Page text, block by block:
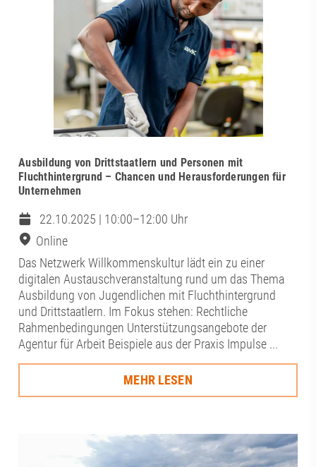
Ausbildung von Drittstaatlern und Personen mit
Fluchthintergrund – Chancen und Herausforderungen für
Unternehmen
22.10.2025 | 10:00–12:00 Uhr
Online
Das Netzwerk Willkommenskultur lädt ein zu einer
digitalen Austauschveranstaltung rund um das Thema
Ausbildung von Jugendlichen mit Fluchthintergrund
und Drittstaatlern. Im Fokus stehen: Rechtliche
Rahmenbedingungen Unterstützungsangebote der
Agentur für Arbeit Beispiele aus der Praxis Impulse ...
MEHR LESEN